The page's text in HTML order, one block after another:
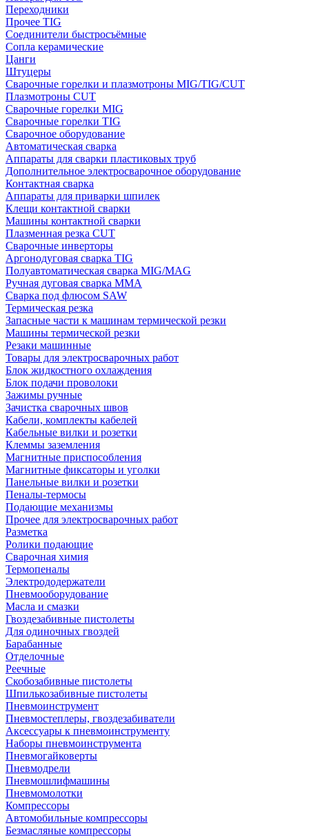
Переходники
Прочее TIG
Соединители быстросъёмные
Сопла керамические
Цанги
Штуцеры
Сварочные горелки и плазмотроны MIG/TIG/CUT
Плазмотроны CUT
Сварочные горелки MIG
Сварочные горелки TIG
Сварочное оборудование
Автоматическая сварка
Аппараты для сварки пластиковых труб
Дополнительное электросварочное оборудование
Контактная сварка
Аппараты для приварки шпилек
Клещи контактной сварки
Машины контактной сварки
Плазменная резка CUT
Сварочные инверторы
Аргонодуговая сварка TIG
Полуавтоматическая сварка MIG/MAG
Ручная дуговая сварка MMA
Сварка под флюсом SAW
Термическая резка
Запасные части к машинам термической резки
Машины термической резки
Резаки машинные
Товары для электросварочных работ
Блок жидкостного охлаждения
Блок подачи проволоки
Зажимы ручные
Зачистка сварочных швов
Кабели, комплекты кабелей
Кабельные вилки и розетки
Клеммы заземления
Магнитные приспособления
Магнитные фиксаторы и уголки
Панельные вилки и розетки
Пеналы-термосы
Подающие механизмы
Прочее для электросварочных работ
Разметка
Ролики подающие
Сварочная химия
Термопеналы
Электрододержатели
Пневмооборудование
Масла и смазки
Гвоздезабивные пистолеты
Для одиночных гвоздей
Барабанные
Отделочные
Реечные
Скобозабивные пистолеты
Шпилькозабивные пистолеты
Пневмоинструмент
Пневмостеплеры, гвоздезабиватели
Аксессуары к пневмоинструменту
Наборы пневмоинструмента
Пневмогайковерты
Пневмодрели
Пневмошлифмашины
Пневмомолотки
Компрессоры
Автомобильные компрессоры
Безмасляные компрессоры